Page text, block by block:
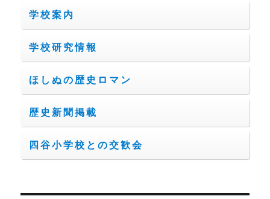
学校案内
学校研究情報
ほしぬの歴史ロマン
歴史新聞掲載
四谷小学校との交歓会